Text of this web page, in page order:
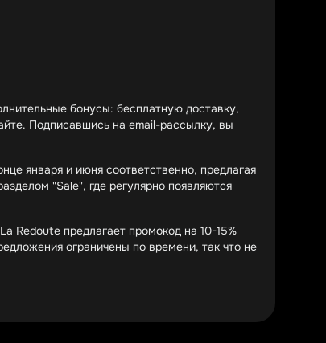
бонусы: бесплатную доставку,
Подписавшись на email-рассылку, вы
января и июня соответственно, предлагая
"Sale", где регулярно появляются
Redoute предлагает промокод на 10-15%
ограничены по времени, так что не